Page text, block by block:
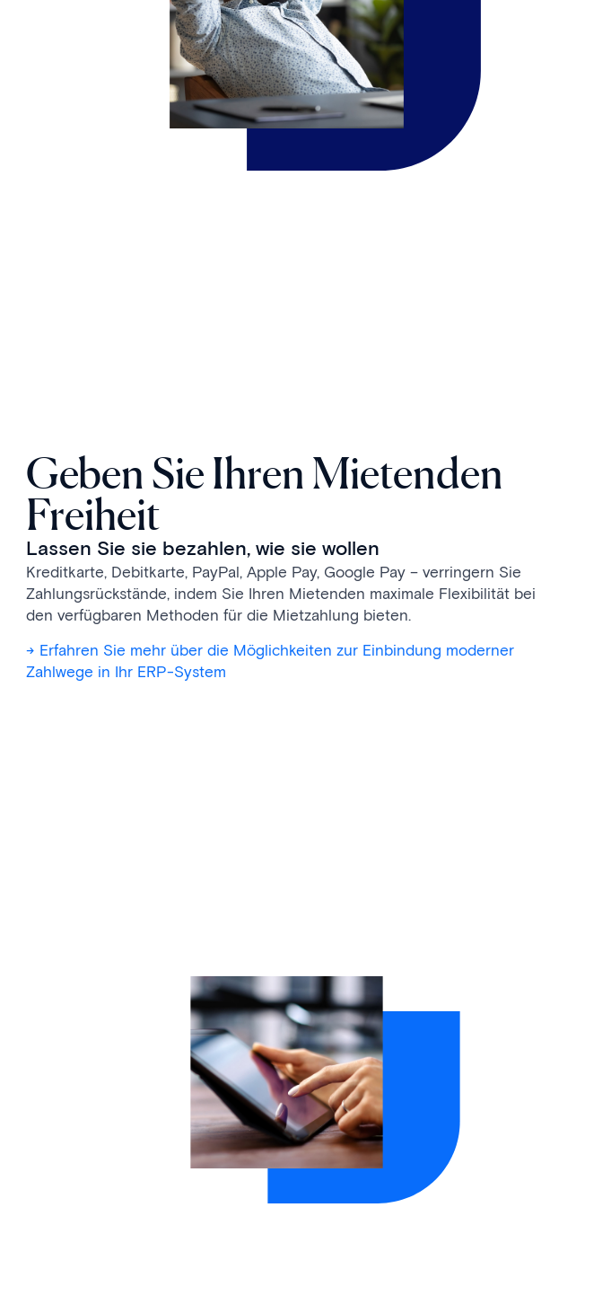
Geben Sie Ihren Mietenden
Freiheit
Lassen Sie sie bezahlen, wie sie wollen
Kreditkarte, Debitkarte, PayPal, Apple Pay, Google Pay – verringern Sie
Zahlungs­rück­stände, indem Sie Ihren Mietenden maximale Flexibilität bei
den verfügbaren Methoden für die Mietzahlung bieten.
-> Erfahren Sie mehr über die Möglichkeiten zur Einbindung moderner
Zahlwege in Ihr ERP-System